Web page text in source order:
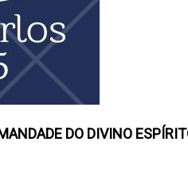
DO DIVINO